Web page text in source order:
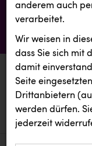
aktuelle
aktuelle
anderem auch
verarbeitet.
Wir weisen in
dass Sie sich mit
damit
Seite
Drittanbietern
werden dürfen.
jederzeit